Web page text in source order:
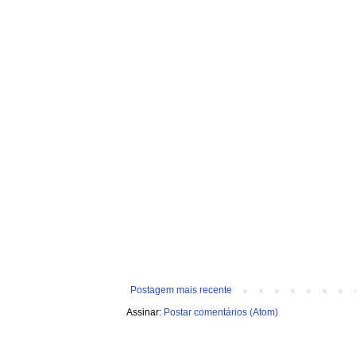
Postagem mais recente
Assinar: Postar comentários (Atom)